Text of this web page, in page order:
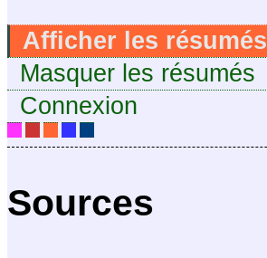
Afficher les résumés
Masquer les résumés
Connexion
Sources